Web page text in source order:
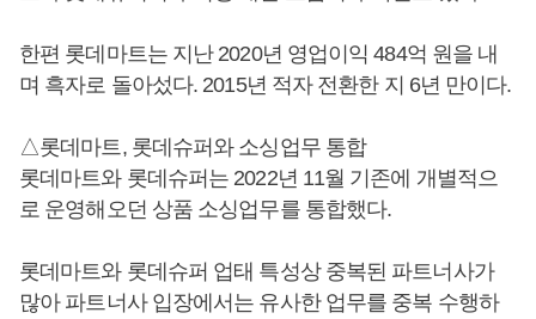
한편 롯데마트는 지난 2020년 영업이익 484억 원을 내
며 흑자로 돌아섰다. 2015년 적자 전환한 지 6년 만이다.
△롯데마트, 롯데슈퍼와 소싱업무 통합
롯데마트와 롯데슈퍼는 2022년 11월 기존에 개별적으
로 운영해오던 상품 소싱업무를 통합했다.
롯데마트와 롯데슈퍼 업태 특성상 중복된 파트너사가
많아 파트너사 입장에서는 유사한 업무를 중복 수행하